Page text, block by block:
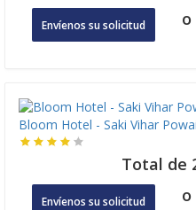
Envíenos su solicitud o
Bloom Hotel - Saki Vihar Powai
Total de
Envíenos su solicitud o